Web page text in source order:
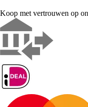
Koop met vertrouwen op